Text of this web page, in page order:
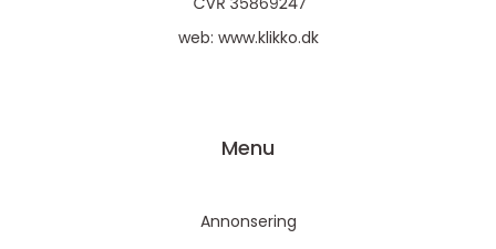
web: www.klikko.dk
Menu
Annonsering